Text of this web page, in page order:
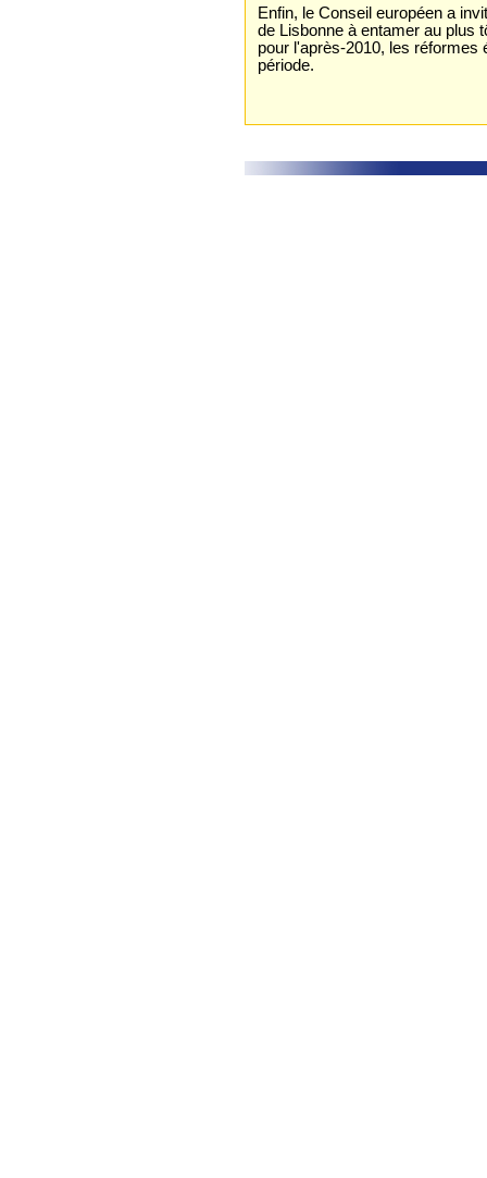
Enfin, le Conseil européen a
de Lisbonne à entamer au plus
pour l'après-2010, les réformes
période.